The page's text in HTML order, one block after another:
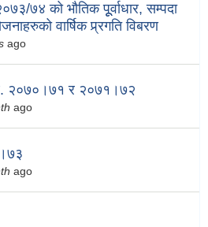
७४ को भौतिक पूूर्वाधार, सम्पदा
वार्षिक प्र्रगति विबरण
ago
२०७०।७१ र २०७१।७२
ago
ago